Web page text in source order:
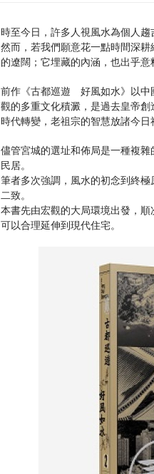
時至今日，許多人視風水為個人趨
然而，若我們願意花一點時間深
的遼闊；它埋藏的內涵，也出乎意
前作《古都巡遊 好風如水》以中
觀的多重文化積澱，是過去皇帝創
時代轉變，老祖宗的智慧放諸今
儘管宮城的選址和佈局是一種複
民居。
筆者多次強調，風水的初念到終
二致。
本書先由宏觀的大局環境出發，
可以合理延伸到現代住宅。